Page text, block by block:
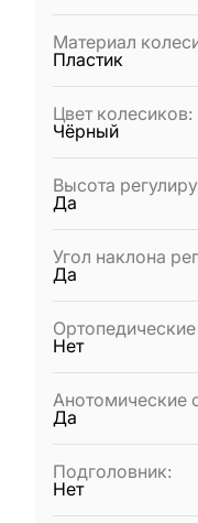
Материал
Пластик
Цвет колесиков:
Чёрный
Высота
Да
Угол наклона
Да
Нет
Анотомические
Да
Подголовник:
Нет